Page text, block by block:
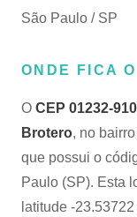
São Paulo / SP
ONDE FICA
O CEP 01232-910
Brotero, no
que possui o
Paulo (SP). Esta
latitude -